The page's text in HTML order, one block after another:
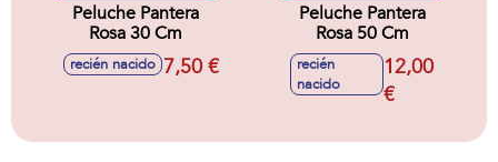
Peluche Pantera
Rosa 30 Cm
recién nacido 7,50 €
Peluche Pantera
Rosa 50 Cm
recién
nacido
12,00
€